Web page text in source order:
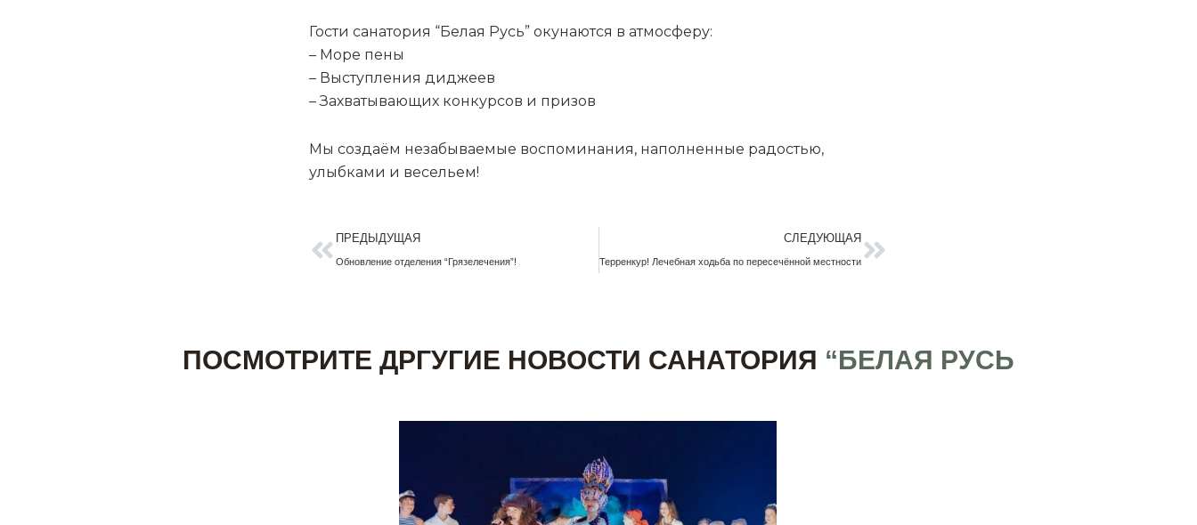
Гости санатория “Белая Русь” окунаются в атмосферу:
– Море пены
– Выступления диджеев
– Захватывающих конкурсов и призов
Мы создаём незабываемые воспоминания, наполненные радостью,
улыбками и весельем!
Пред
ПРЕДЫДУЩАЯ
Обновление отделения “Грязелечения”!
СЛЕДУЮЩАЯ
Терренкур! Лечебная ходьба по пересечённой местности
Следующая
ПОСМОТРИТЕ ДРГУГИЕ НОВОСТИ САНАТОРИЯ “БЕЛАЯ РУСЬ